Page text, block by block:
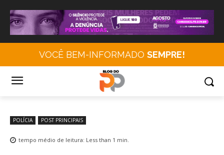
VOCÊ BEM-INFORMADO SEMPRE!
POLÍCIA POST PRINCIPAIS
tempo médio de leitura: Less than 1 min.